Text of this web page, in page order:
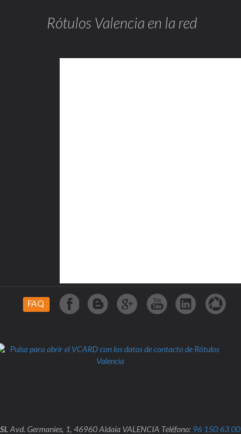
Rótulos Valencia en la red
FAQ
Avd. Germanies, 1, 46960 Aldaia VALENCIA Teléfono: 96 150 63 00